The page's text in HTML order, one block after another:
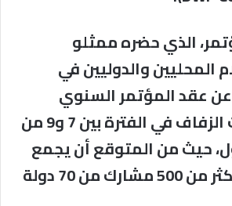
الذي حضره ممثلو
المحليين والدوليين في
عن عقد المؤتمر السنوي
لمنظمي حفلات الزفاف في الفترة بين 7 و9 من
حيث من المتوقع أن يجمع
هذا الحدث بين أكثر من 500 مشارك من 70 دولة